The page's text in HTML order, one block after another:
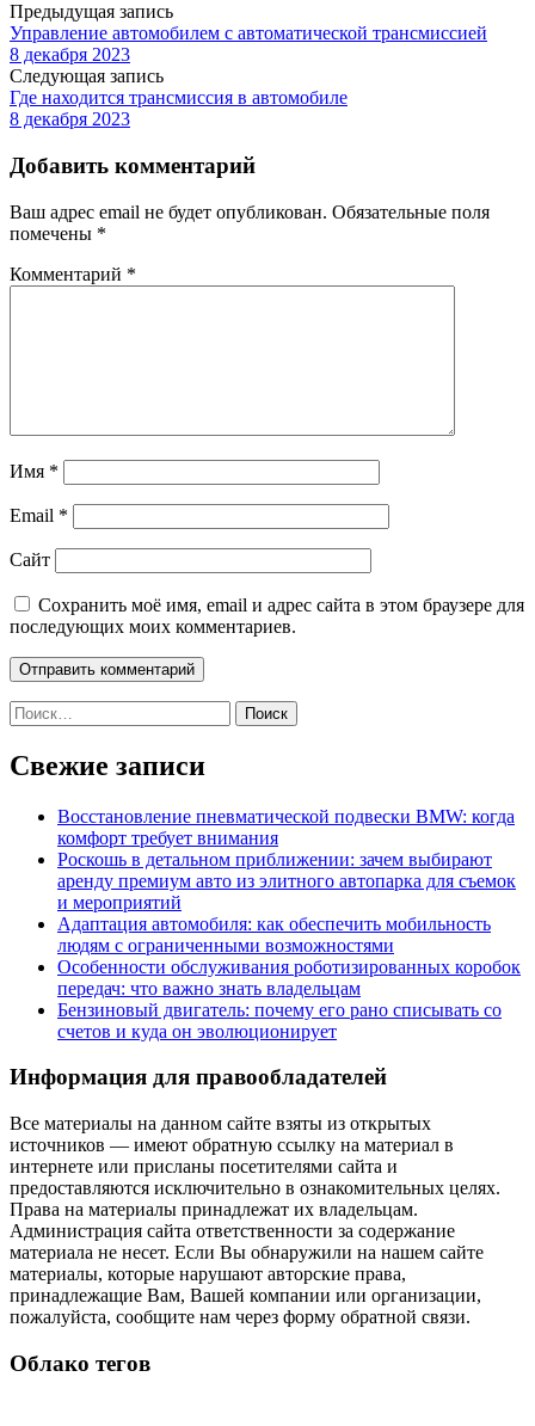
Предыдущая запись
Управление автомобилем с автоматической трансмиссией
8 декабря 2023
Следующая запись
Где находится трансмиссия в автомобиле
8 декабря 2023
Добавить комментарий
Ваш адрес email не будет опубликован. Обязательные поля
помечены *
Комментарий *
Имя *
Email *
Сайт
Сохранить моё имя, email и адрес сайта в этом браузере для
последующих моих комментариев.
Найти:
Свежие записи
Восстановление пневматической подвески BMW: когда
комфорт требует внимания
Роскошь в детальном приближении: зачем выбирают
аренду премиум авто из элитного автопарка для съемок
и мероприятий
Адаптация автомобиля: как обеспечить мобильность
людям с ограниченными возможностями
Особенности обслуживания роботизированных коробок
передач: что важно знать владельцам
Бензиновый двигатель: почему его рано списывать со
счетов и куда он эволюционирует
Информация для правообладателей
Все материалы на данном сайте взяты из открытых
источников — имеют обратную ссылку на материал в
интернете или присланы посетителями сайта и
предоставляются исключительно в ознакомительных целях.
Права на материалы принадлежат их владельцам.
Администрация сайта ответственности за содержание
материала не несет. Если Вы обнаружили на нашем сайте
материалы, которые нарушают авторские права,
принадлежащие Вам, Вашей компании или организации,
пожалуйста, сообщите нам через форму обратной связи.
Облако тегов